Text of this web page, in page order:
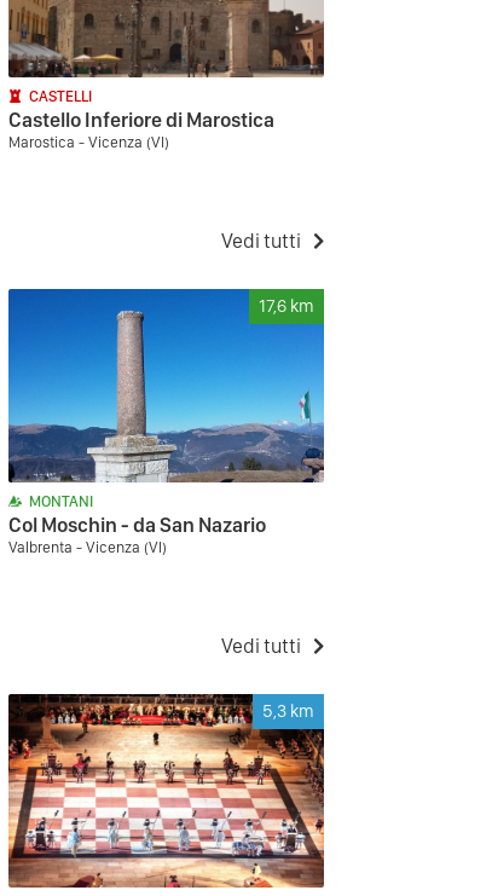
CASTELLI
Castello Inferiore di Marostica
Marostica - Vicenza (VI)
Vedi tutti
17,6 km
MONTANI
Col Moschin - da San Nazario
Valbrenta - Vicenza (VI)
Vedi tutti
5,3 km